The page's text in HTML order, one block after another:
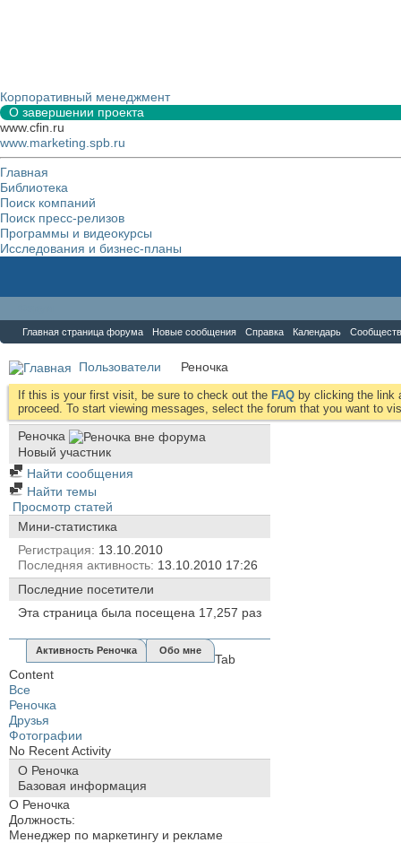
Корпоративный менеджмент
О завершении проекта
www.cfin.ru
www.marketing.spb.ru
Главная
Библиотека
Поиск компаний
Поиск пресс-релизов
Программы и видеокурсы
Исследования и бизнес-планы
Главная страница форума Новые сообщения Справка Календарь
Пользователи Реночка
If this is your first visit, be sure to check out the FAQ by clicking the link
proceed. To start viewing messages, select the forum that you want to
Реночка
Новый участник
Найти сообщения
Найти темы
Просмотр статей
Мини-статистика
Регистрация
13.10.2010
Последняя активность 13.10.2010 17:26
Последние посетители
Эта страница была посещена 17,257 раз
Активность Реночка Обо мне
Tab
Content
Все
Реночка
Друзья
Фотографии
No Recent Activity
О Реночка
Базовая информация
О Реночка
Должность:
Менеджер по маркетингу и рекламе